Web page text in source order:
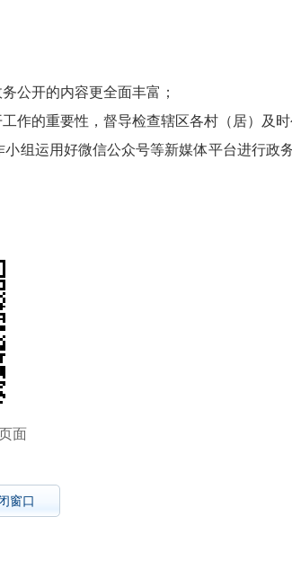
公开的内容更全面丰富；
的重要性，督导检查辖区各村（居）及时
运用好微信公众号等新媒体平台进行政
面
窗口